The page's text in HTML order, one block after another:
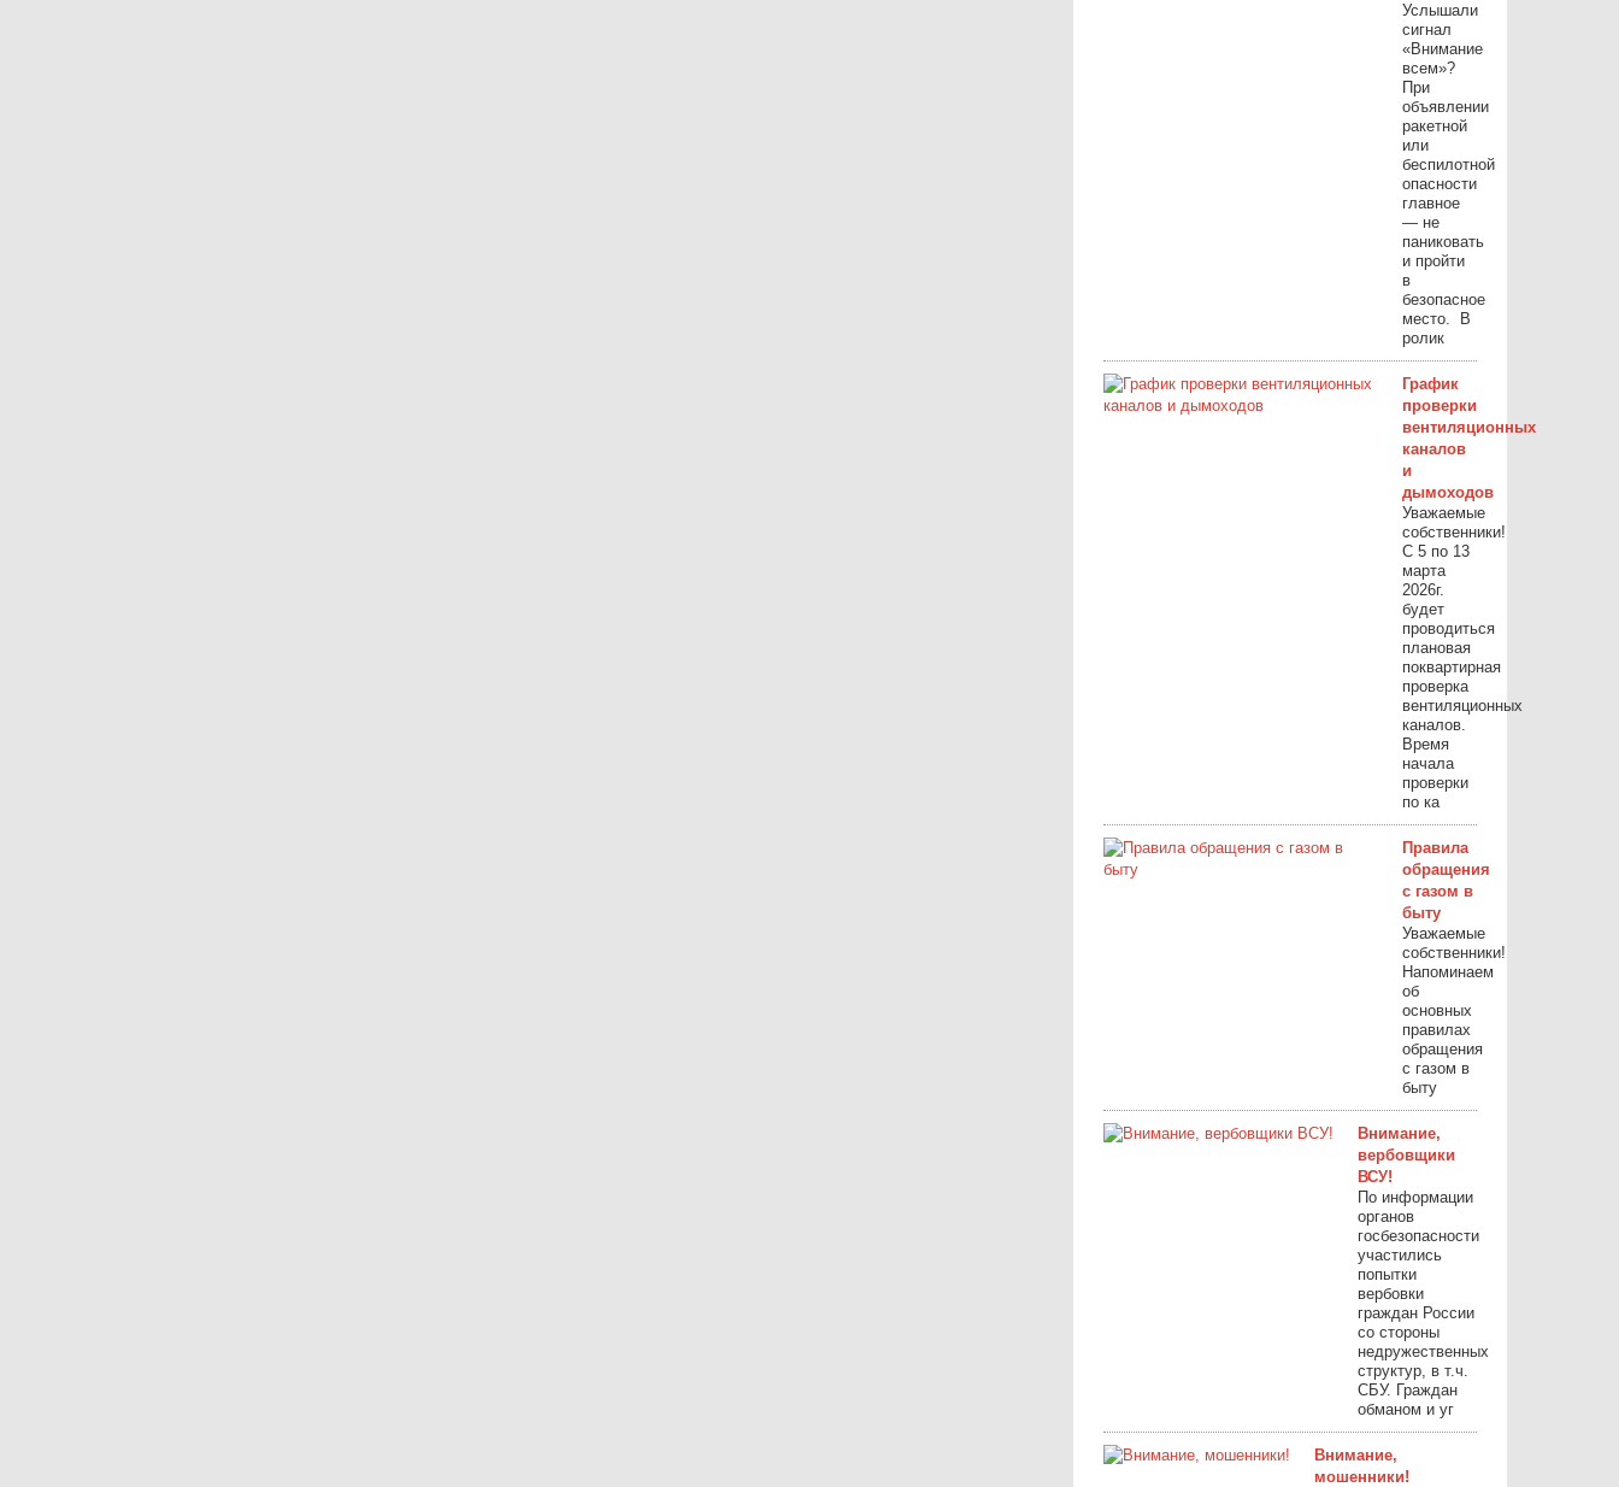
Услышали
сигнал
«Внимание
всем»?
При
объявлении
ракетной
или
беспилотной
опасности
главное
— не
паниковать
и пройти
в
безопасное
место. ⁣ В
ролик
График
проверки
вентиляционных
каналов
и
дымоходов
Уважаемые
собственники!
С 5 по 13
марта
2026г.
будет
проводиться
плановая
поквартирная
проверка
вентиляционных
каналов.
Время
начала
проверки
по ка
Правила
обращения
с газом в
быту
Уважаемые
собственники!
Напоминаем
об
основных
правилах
обращения
с газом в
быту
Внимание,
вербовщики
ВСУ!
По информации
органов
госбезопасности
участились
попытки
вербовки
граждан России
со стороны
недружественных
структур, в т.ч.
СБУ. Граждан
обманом и уг
Внимание,
мошенники!